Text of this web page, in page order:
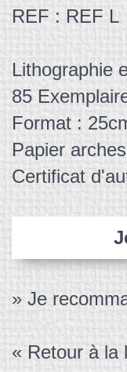
REF : REF L
Lithographie
85
Format :
Papier
Certificat
» Je
« Retour à la